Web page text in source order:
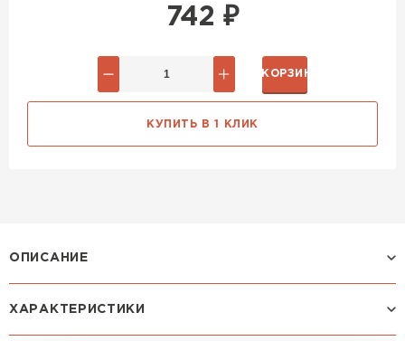
742 ₽
В КОРЗИНУ
КУПИТЬ В 1 КЛИК
ОПИСАНИЕ
Профиль МОНТЕКРИСТО:
ХАРАКТЕРИСТИКИ